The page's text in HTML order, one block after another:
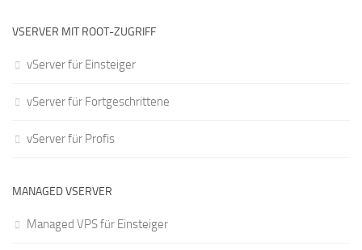
VSERVER MIT ROOT-ZUGRIFF
vServer für Einsteiger
vServer für Fortgeschrittene
vServer für Profis
MANAGED VSERVER
Managed VPS für Einsteiger